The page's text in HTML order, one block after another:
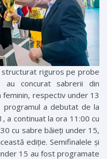
riguros pe probe
au concurat sabrerii din
respectiv under 13
programul a debutat de la
a continuat la ora 11:00 cu
cu sabre băieți under 15,
ediție. Semifinalele și
15 au fost programate